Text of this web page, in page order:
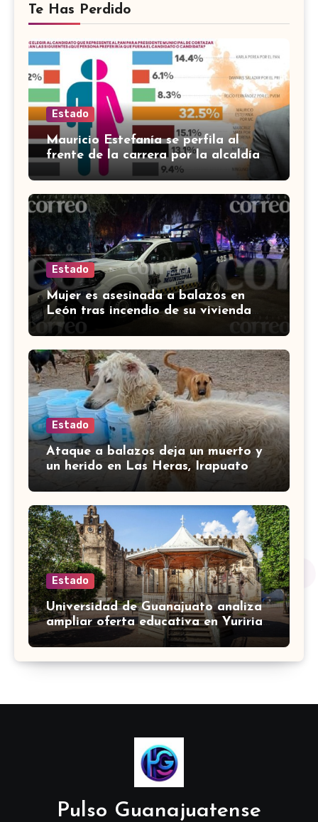
Te Has Perdido
Estado
Mauricio Estefanía se perfila al
frente de la carrera por la alcaldía
de Cortazar
Estado
Mujer es asesinada a balazos en
León tras incendio de su vivienda
con bombas molotov
Estado
Ataque a balazos deja un muerto y
un herido en Las Heras, Irapuato
Estado
Universidad de Guanajuato analiza
ampliar oferta educativa en Yuriria
para cubrir demandas de la zona sur
Pulso Guanajuatense